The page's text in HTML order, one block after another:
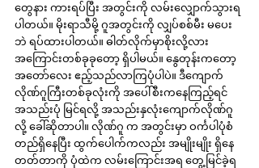
တွေနား ကားရပ်ပြီး အတွင်းကို လမ်းလျှောက်သွားရ
ပါတယ်။ မိုးရာသီမို့ ဂူအတွင်းကို လျှပ်စစ်မီး မပေး
ဘဲ ရပ်ထားပါတယ်။ ဓါတ်လိုက်မှာစိုးလို့လား
အကြောင်းတစ်ခုခုတော့ ရှိပါမယ်။ နွေတုန်းကတော့
အတော်လေး ဧည့်သည်လာကြပုံပါပဲ။ ဒီကျောက်
လိုဏ်ဂူကြီးတစ်ခုလုံးကို အပေါ်စီးကနေကြည့်ရင်
အသည်းပုံ မြင်ရလို့ အသည်းနှလုံးကျောက်လိုဏ်ဂူ
လို့ ခေါ်ဆိုတာပါ။ လိုဏ်ဂူ က အတွင်းမှာ ဝင်္ကပါပုံစံ
တည်ရှိနေပြီး ထွက်ပေါက်ကလည်း အမျိုးမျိုး ရှိနေ
တတ်တာကို ပုံထဲက လမ်းကြောင်းအရ တွေ့မြင်ခဲ့ရ